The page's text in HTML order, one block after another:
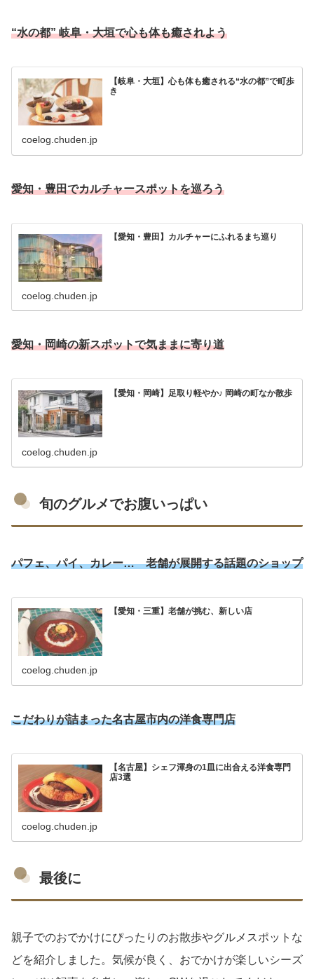
“水の都” 岐阜・大垣で心も体も癒されよう
【岐阜・大垣】心も体も癒される“水の都”で町歩
き
coelog.chuden.jp
愛知・豊田でカルチャースポットを巡ろう
【愛知・豊田】カルチャーにふれるまち巡り
coelog.chuden.jp
愛知・岡崎の新スポットで気ままに寄り道
【愛知・岡崎】足取り軽やか♪ 岡崎の町なか散歩
coelog.chuden.jp
旬のグルメでお腹いっぱい
パフェ、パイ、カレー… 老舗が展開する話題のショップ
【愛知・三重】老舗が挑む、新しい店
coelog.chuden.jp
こだわりが詰まった名古屋市内の洋食専門店
【名古屋】シェフ渾身の1皿に出合える洋食専門
店3選
coelog.chuden.jp
最後に
親子でのおでかけにぴったりのお散歩やグルメスポットな
どを紹介しました。気候が良く、おでかけが楽しいシーズ